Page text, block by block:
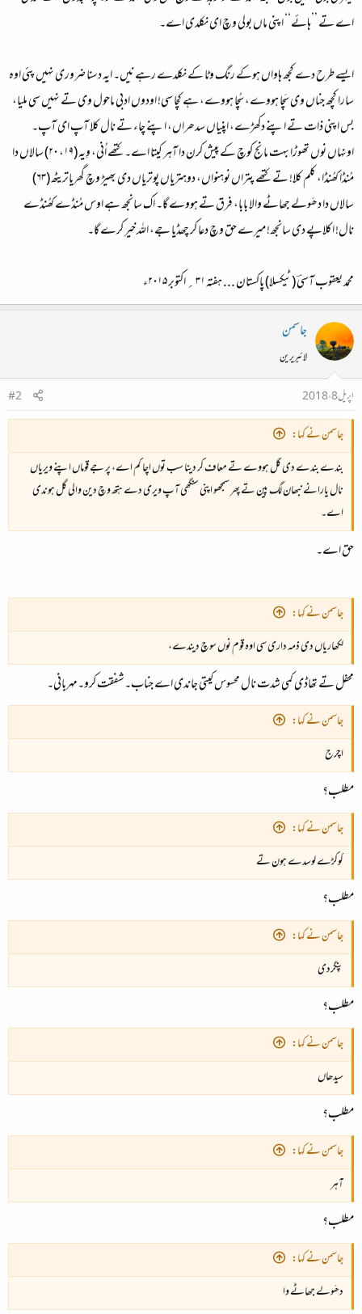
اے تے ’’ہائے‘‘ اپنی ماں بولی وچ ای نکلدی اے۔
ایسے طرح دے کجھ ہاواں ہوکے رنگ وٹا کے نکلدے رہے نیں۔ ایہ دسنا ضروری نہیں پئی اوہ
سارا کچھ جناں وی سَچا ہووے، سُچا ہووے، ہے کچا سی! اودوں ادبی ماحول وی تے نہیں سی ملیا،
بس اپنی ذات تے اپنے دکھڑے، اپنیاں سدھراں، اپنے چاء تے نال کلا آپ ای آپ۔
اونہاں نوں تھوڑا بہت مانج کوچ کے پیش کرن دا آہر کیتا اے۔ کتھے اُنی، وِیہ (۱۹، ۲۰) سالاں دا
مُنڈا کھُنڈا، کلم کلا! تے کتھے پتراں نوہنواں، دوہتریاں پوتریاں دی بھِیڑ وچ گھریاتریٹھ (۶۳)
سالاں دا دھَولے جھاٹے والا بابا، فرق تے ہووے گا۔ اک سانجھ ہے اوس مُنڈے کھُنڈے
نال! اکلاپے دی سانجھ! میرے حق وچ دعا کر چھڈیا جے، اللہ خیر کرے گا۔
محمد یعقوب آسیؔ (ٹیکسلا) پاکستان ... ہفتہ ۳۱؍ اکتوبر ۲۰۱۵ء
جاسمن
لائبریرین
اپریل 8، 2018
#2
جاسمن نے کہا:
بندے بندے دی گل ہووے تے معاف کر دینا سب توں اچا کم اے، پر جے قوماں اپنے ویریاں
نال یارانے نبھان لگ پین تے پھر سمجھو اپنی سنگھی آپ ویری دے ہتھ وچ دین والی گل ہوندی
اے۔
حق اے۔
جاسمن نے کہا:
لکھاریاں دی ذمہ داری سی اوہ قوم نوں سوچ دیندے،
محفل تے تھاڈی کمی شدت نال محسوس کیتی جاندی اے جناب۔شفقت کرو۔مہربانی۔
جاسمن نے کہا:
اچرج
مطلب؟
جاسمن نے کہا:
کوکڑے لوسدے ہون تے
مطلب؟
جاسمن نے کہا:
پنگردی
مطلب؟
جاسمن نے کہا:
سیدھاں
مطلب؟
جاسمن نے کہا:
آہر
مطلب؟
جاسمن نے کہا:
دھَولے جھاٹے وا